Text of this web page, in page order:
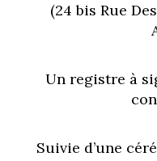
(24 bis Rue
Un registre à
Suivie d’une